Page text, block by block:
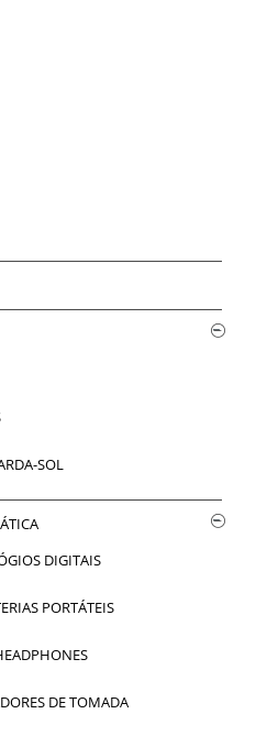
SOL
DIGITAIS
PORTÁTEIS
DE TOMADA